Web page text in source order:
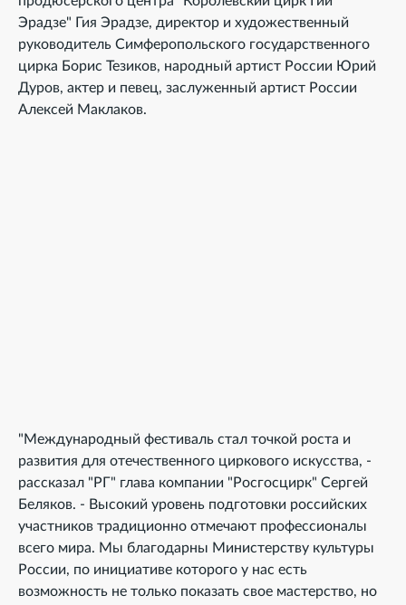
Эрадзе" Гия Эрадзе, директор и художественный
руководитель Симферопольского государственного
цирка Борис Тезиков, народный артист России Юрий
Дуров, актер и певец, заслуженный артист России
Алексей Маклаков.
"Международный фестиваль стал точкой роста и
развития для отечественного циркового искусства, -
рассказал "РГ" глава компании "Росгосцирк" Сергей
Беляков. - Высокий уровень подготовки российских
участников традиционно отмечают профессионалы
всего мира. Мы благодарны Министерству культуры
России, по инициативе которого у нас есть
возможность не только показать свое мастерство, но